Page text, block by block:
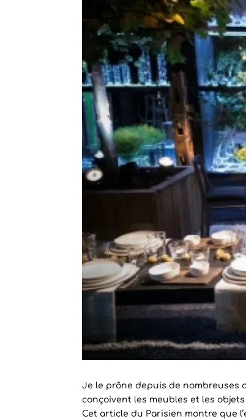
Je le prône depuis de nombreuses
conçoivent les meubles et les
Cet article du Parisien montre que